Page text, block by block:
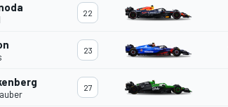
22
23
27